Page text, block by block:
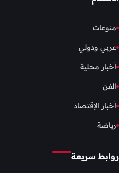
منوعات
عربي ودولي
أخبار محلية
الفن
أخبار الإقتصاد
رياضة
روابط سريعة